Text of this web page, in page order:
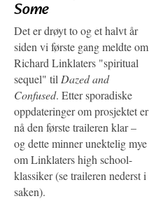
Some
Det er drøyt to og et halvt år
siden vi første gang meldte om
Richard Linklaters "spiritual
sequel" til Dazed and
Confused. Etter sporadiske
oppdateringer om prosjektet er
nå den første traileren klar –
og dette minner unektelig mye
om Linklaters high school-
klassiker (se traileren nederst i
saken).